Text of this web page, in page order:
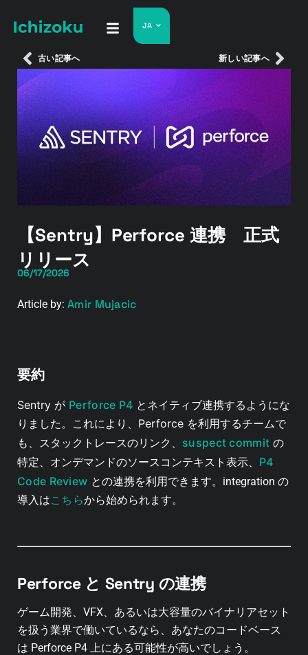
JA
古い記事へ 新しい記事へ
【Sentry】Perforce 連携 正式
リリース
06/17/2026
Article by: Amir Mujacic
要約
Sentry が Perforce P4 とネイティブ連携するようにな
りました。これにより、Perforce を利用するチームで
も、スタックトレースのリンク、 suspect commit の
特定、オンデマンドのソースコンテキスト表示、 P4
Code Review との連携を利用できます。 integration の
導入はこちらから始められます。
Perforce と Sentry の連携
ゲーム開発、VFX、あるいは大容量のバイナリアセット
を扱う業界で働いているなら、あなたのコードベース
は Perforce P4 上にある可能性が高いでしょう。